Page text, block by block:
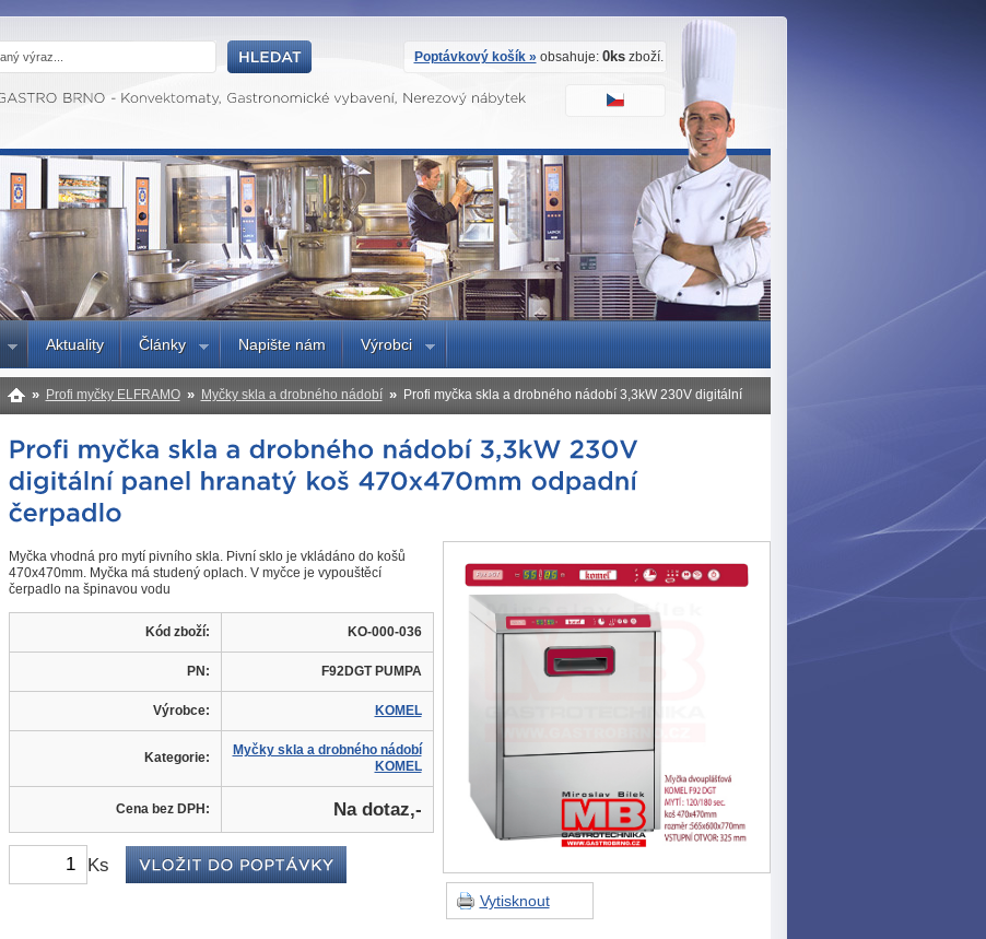
Poptávkový košík » obsahuje: 0kszboží.
Aktuality Články Napište nám Výrobci
» Profi myčky ELFRAMO » Myčky skla a drobného nádobí » Profi myčka skla a drobného nádobí 3,3kW 230V digitální
Myčka vhodná pro mytí pivního skla. Pivní sklo je vkládáno do košů
470x470mm. Myčka má studený oplach. V myčce je vypouštěcí
čerpadlo na špinavou vodu
Kód zboží: KO-000-036
PN: F92DGT PUMPA
Výrobce: KOMEL
Kategorie:
Myčky skla a drobného nádobí
KOMEL
Cena bez DPH: Na dotaz,-
Ks
Vytisknout